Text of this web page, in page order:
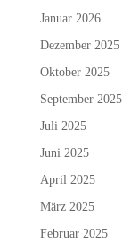
Januar 2026
Dezember 2025
Oktober 2025
September 2025
Juli 2025
Juni 2025
April 2025
März 2025
Februar 2025